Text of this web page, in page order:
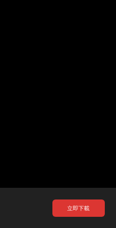
立即下載